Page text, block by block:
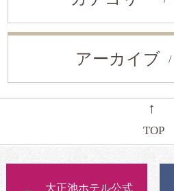
アーカイブ
←
TOP
大正池ホテル公式